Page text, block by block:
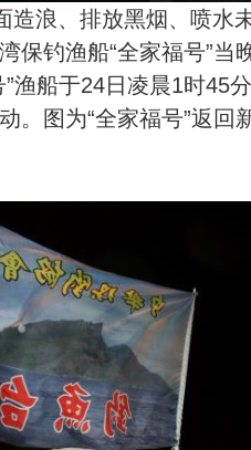
浪、排放黑烟、喷水
保钓渔船“全家福号”当
渔船于24日凌晨1时45
。图为“全家福号”返回